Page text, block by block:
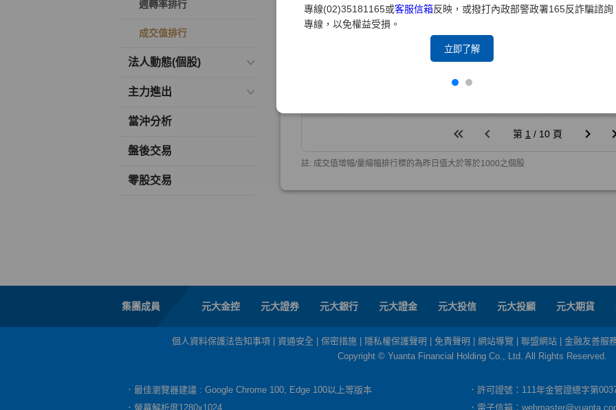
專線(02)35181165或客服信箱反映，或撥打內政部警政署165反詐騙諮詢
專線，以免權益受損。
立即了解
週轉率排行
成交值排行
法人動態(個股)
主力進出
當沖分析
盤後交易
零股交易
集團成員 元大金控 元大證券 元大銀行 元大證金 元大投信 元大投顧 元大期貨
個人資料保護法告知事項 資通安全 保密措施 隱私權保護聲明 免責聲明 網站導覽 聯盟網站
金融友善服
Copyright © Yuanta Financial Holding Co., Ltd. All Rights Reserved.
．最佳瀏覽器建議 : Google Chrome 100, Edge 100以上等版本
．許可證號：111年金管證總字第
．螢幕解析度1280x1024
．電子信箱：